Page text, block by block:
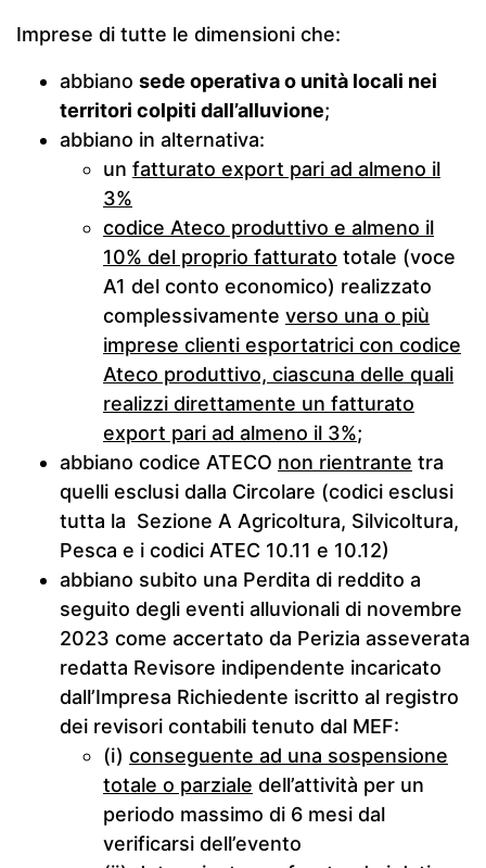
Imprese di tutte le dimensioni che:
abbiano sede operativa o unità locali nei
territori colpiti dall’alluvione;
abbiano in alternativa:
un fatturato export pari ad almeno il
3%
codice Ateco produttivo e almeno il
10% del proprio fatturato totale (voce
A1 del conto economico) realizzato
complessivamente verso una o più
imprese clienti esportatrici con codice
Ateco produttivo, ciascuna delle quali
realizzi direttamente un fatturato
export pari ad almeno il 3%;
abbiano codice ATECO non rientrante tra
quelli esclusi dalla Circolare (codici esclusi
tutta la Sezione A Agricoltura, Silvicoltura,
Pesca e i codici ATEC 10.11 e 10.12)
abbiano subito una Perdita di reddito a
seguito degli eventi alluvionali di novembre
2023 come accertato da Perizia asseverata
redatta Revisore indipendente incaricato
dall’Impresa Richiedente iscritto al registro
dei revisori contabili tenuto dal MEF:
(i) conseguente ad una sospensione
totale o parziale dell’attività per un
periodo massimo di 6 mesi dal
verificarsi dell’evento